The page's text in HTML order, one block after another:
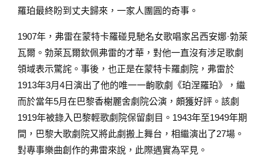
羅珀最終盼到丈夫歸來，一家人團圓的奇事。
1907年，弗雷在蒙特卡羅碰見馳名女歌唱家呂西安娜·勃萊
瓦爾。勃萊瓦爾欽佩弗雷的才華，對他一直沒有涉足歌劇
領域表示驚詫。事後，也正是在蒙特卡羅劇院，弗雷於
1913年3月4日演出了他的唯一一齣歌劇《珀涅羅珀》，繼
而於當年5月在巴黎香榭麗舍劇院公演，頗獲好評。該劇
1919年被錄入巴黎輕歌劇院保留劇目。1943年至1949年期
間，巴黎大歌劇院又將此劇搬上舞台，相繼演出了27場。
對專事樂曲創作的弗雷來說，此際遇實為罕見。